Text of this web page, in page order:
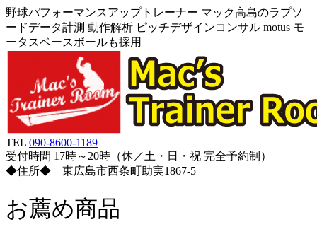
野球パフォーマンスアップトレーナー マック高島のラプソ
ードデータ計測 動作解析 ピッチデザインコンサル motus モ
ータスベースボールも採用
TEL 090-8600-1189
受付時間 17時～20時（休／土・日・祝 完全予約制）
◆住所◆ 東広島市西条町助実1867-5
お薦め商品